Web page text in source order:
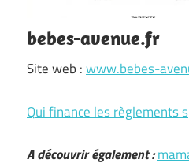
bebes-avenue.fr
Site web :www.bebes-
Qui finance les règlements
A découvrir également :